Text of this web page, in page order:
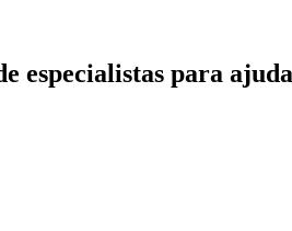
especialistas para